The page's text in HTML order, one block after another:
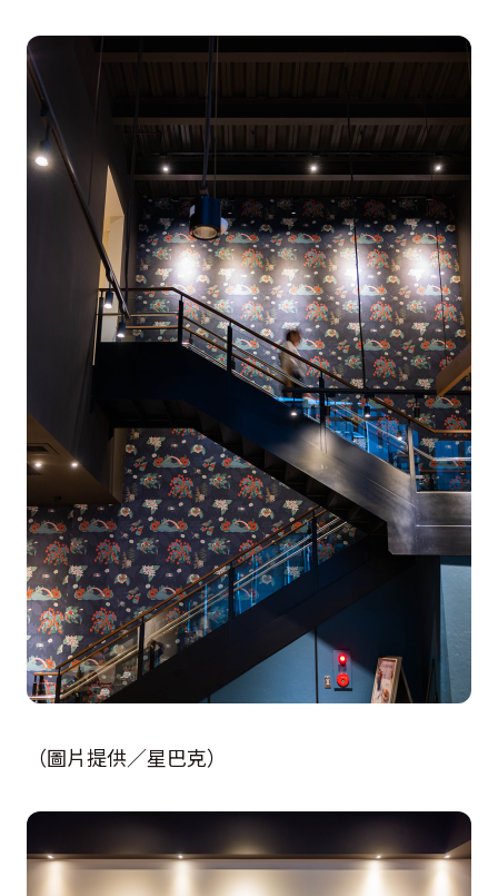
（圖片提供／星巴克）